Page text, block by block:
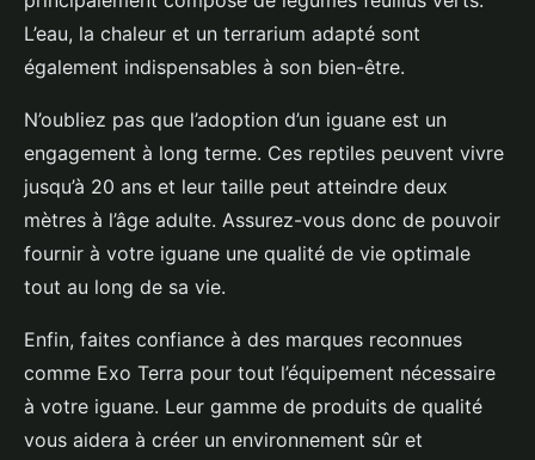
L’eau, la chaleur et un terrarium adapté sont
également indispensables à son bien-être.
N’oubliez pas que l’adoption d’un iguane est un
engagement à long terme. Ces reptiles peuvent vivre
jusqu’à 20 ans et leur taille peut atteindre deux
mètres à l’âge adulte. Assurez-vous donc de pouvoir
fournir à votre iguane une qualité de vie optimale
tout au long de sa vie.
Enfin, faites confiance à des marques reconnues
comme Exo Terra pour tout l’équipement nécessaire
à votre iguane. Leur gamme de produits de qualité
vous aidera à créer un environnement sûr et